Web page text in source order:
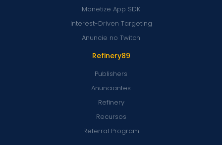
Refinery89
Publishers
Anunciantes
Refinery
Recursos
Referral Program
Monetize App SDK
Interest-Driven Targeting
Anuncie no Twitch